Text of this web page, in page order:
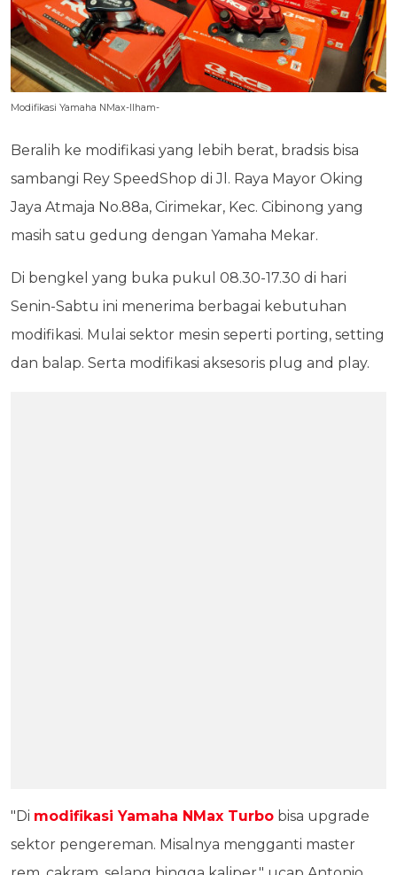
Modifikasi Yamaha NMax-Ilham-
Beralih ke modifikasi yang lebih berat, bradsis bisa
sambangi Rey SpeedShop di Jl. Raya Mayor Oking
Jaya Atmaja No.88a, Cirimekar, Kec. Cibinong yang
masih satu gedung dengan Yamaha Mekar.
Di bengkel yang buka pukul 08.30-17.30 di hari
Senin-Sabtu ini menerima berbagai kebutuhan
modifikasi. Mulai sektor mesin seperti porting, setting
dan balap. Serta modifikasi aksesoris plug and play.
"Di modifikasi Yamaha NMax Turbo bisa upgrade
sektor pengereman. Misalnya mengganti master